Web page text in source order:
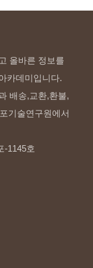
올바른 정보를
카데미입니다.
배송,교환,환불,
기술연구원에서
-1145호